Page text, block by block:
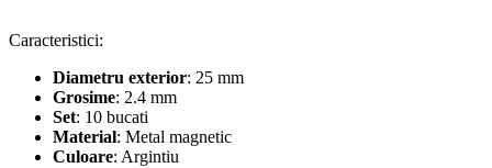
Caracteristici:
Diametru exterior: 25 mm
Grosime: 2.4 mm
Set: 10 bucati
Material: Metal magnetic
Culoare: Argintiu